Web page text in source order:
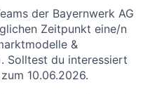
der Bayernwerk AG
Zeitpunkt eine/n
&
Solltest du interessiert
10.06.2026.